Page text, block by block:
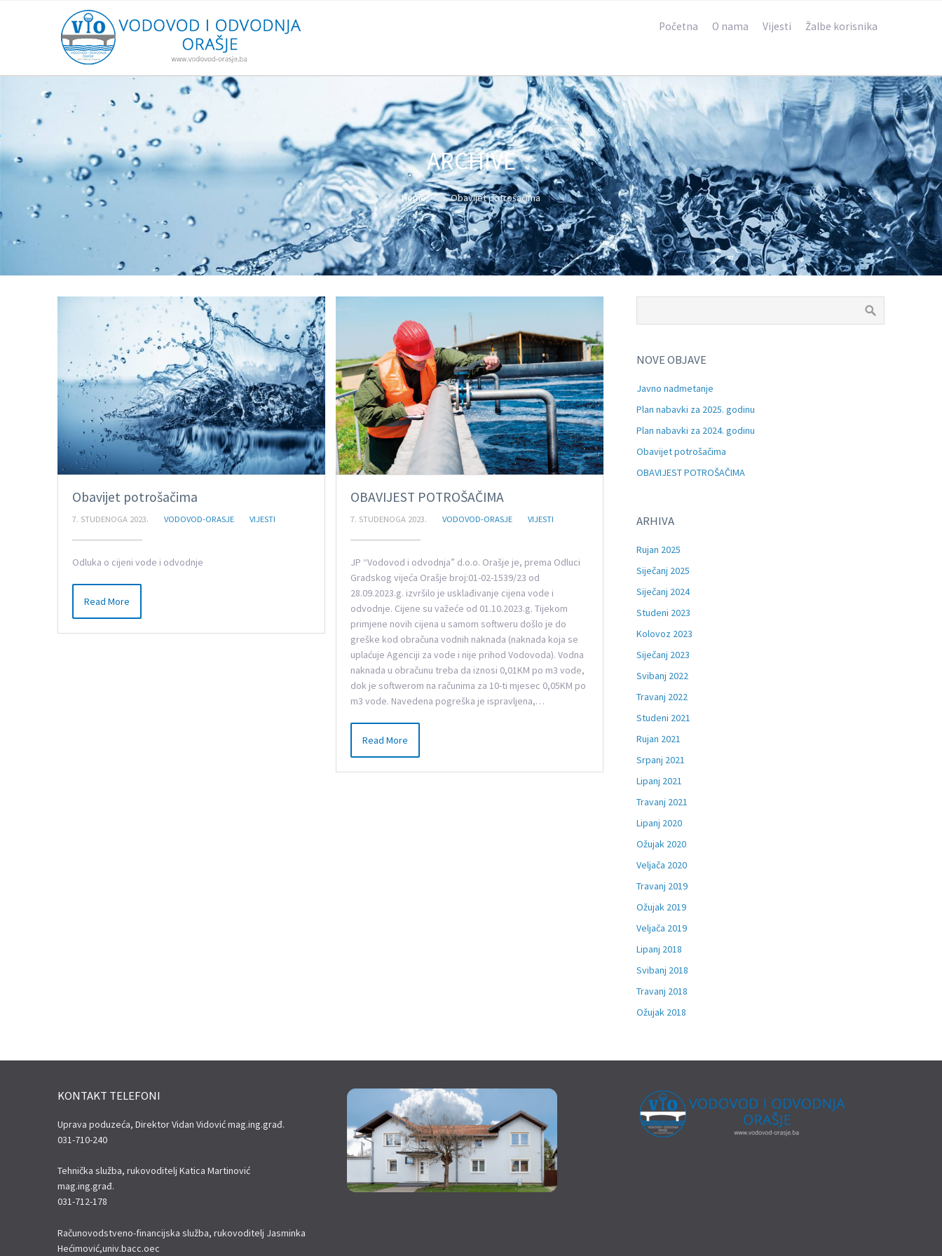
Početna O nama Vijesti Žalbe korisnika
ARCHIVE
Home Obavijet potrošačima
Obavijet potrošačima
7. STUDENOGA 2023. VODOVOD-ORASJE VIJESTI
Odluka o cijeni vode i odvodnje
Read More
OBAVIJEST POTROŠAČIMA
7. STUDENOGA 2023. VODOVOD-ORASJE VIJESTI
JP “Vodovod i odvodnja” d.o.o. Orašje je, prema Odluci
Gradskog vijeća Orašje broj:01-02-1539/23 od
28.09.2023.g. izvršilo je usklađivanje cijena vode i
odvodnje. Cijene su važeće od 01.10.2023.g. Tijekom
primjene novih cijena u samom softweru došlo je do
greške kod obračuna vodnih naknada (naknada koja se
uplaćuje Agenciji za vode i nije prihod Vodovoda). Vodna
naknada u obračunu treba da iznosi 0,01KM po m3 vode,
dok je softwerom na računima za 10-ti mjesec 0,05KM po
m3 vode. Navedena pogreška je ispravljena,…
Read More
NOVE OBJAVE
Javno nadmetanje
Plan nabavki za 2025. godinu
Plan nabavki za 2024. godinu
Obavijet potrošačima
OBAVIJEST POTROŠAČIMA
ARHIVA
Rujan 2025
Siječanj 2025
Siječanj 2024
Studeni 2023
Kolovoz 2023
Siječanj 2023
Svibanj 2022
Travanj 2022
Studeni 2021
Rujan 2021
Srpanj 2021
Lipanj 2021
Travanj 2021
Lipanj 2020
Ožujak 2020
Veljača 2020
Travanj 2019
Ožujak 2019
Veljača 2019
Lipanj 2018
Svibanj 2018
Travanj 2018
Ožujak 2018
KONTAKT TELEFONI
Uprava poduzeća, Direktor Vidan Vidović mag.ing.građ.
031-710-240
Tehnička služba, rukovoditelj Katica Martinović
mag.ing.građ.
031-712-178
Računovodstveno-financijska služba, rukovoditelj Jasminka
Hećimović,univ.bacc.oec